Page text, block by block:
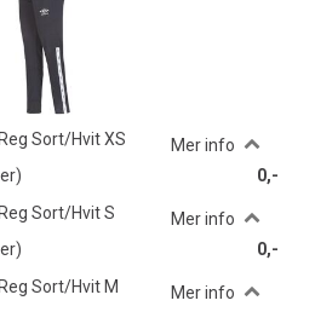
Sort/Hvit XS
Mer info
0,-
Sort/Hvit S
Mer info
0,-
Sort/Hvit M
Mer info